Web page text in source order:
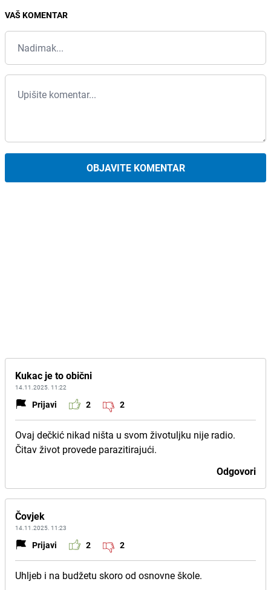
VAŠ KOMENTAR
OBJAVITE KOMENTAR
Kukac je to obični
14.11.2025. 11:22
Prijavi 2 2
Ovaj dečkić nikad ništa u svom životuljku nije radio.
Čitav život provede parazitirajući.
Odgovori
Čovjek
14.11.2025. 11:23
Prijavi 2 2
Uhljeb i na budžetu skoro od osnovne škole.